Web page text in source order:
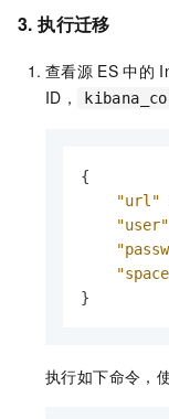
3. 执行迁移
查看源 ES 中的
ID，
{
"url"
"user"
}
执行如下命令，